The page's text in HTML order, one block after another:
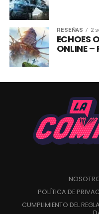
RESEÑAS 2
ECHOES
ONLINE
POLÍTICA DE
CUMPLIMIENTO DEL